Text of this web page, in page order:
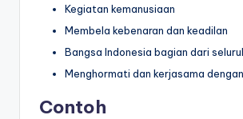
Kegiatan kemanusiaan
Membela kebenaran dan keadilan
Bangsa Indonesia bagian dari
Menghormati dan kerjasama
Contoh